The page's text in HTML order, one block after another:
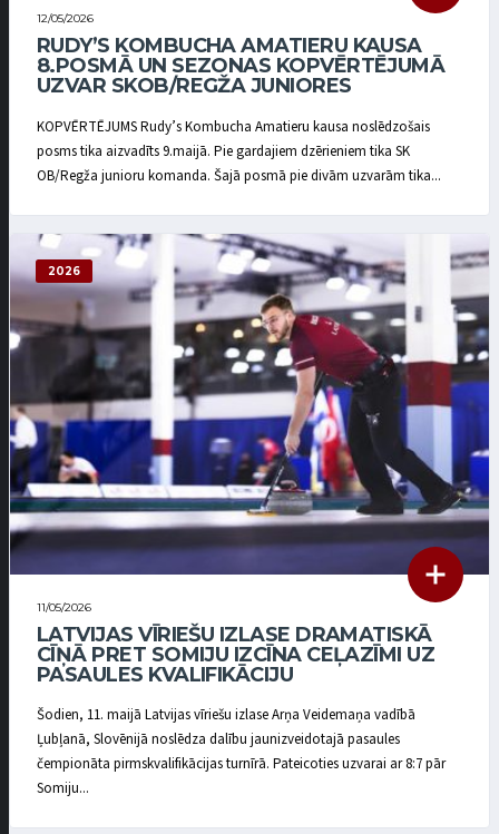
12/05/2026
RUDY’S KOMBUCHA AMATIERU KAUSA
8.POSMĀ UN SEZONAS KOPVĒRTĒJUMĀ
UZVAR SKOB/REGŽA JUNIORES
KOPVĒRTĒJUMS Rudy’s Kombucha Amatieru kausa noslēdzošais
posms tika aizvadīts 9.maijā. Pie gardajiem dzērieniem tika SK
OB/Regža junioru komanda. Šajā posmā pie divām uzvarām tika...
2026
11/05/2026
LATVIJAS VĪRIEŠU IZLASE DRAMATISKĀ
CĪŅĀ PRET SOMIJU IZCĪNA CEĻAZĪMI UZ
PASAULES KVALIFIKĀCIJU
Šodien, 11. maijā Latvijas vīriešu izlase Arņa Veidemaņa vadībā
Ļubļanā, Slovēnijā noslēdza dalību jaunizveidotajā pasaules
čempionāta pirmskvalifikācijas turnīrā. Pateicoties uzvarai ar 8:7 pār
Somiju...